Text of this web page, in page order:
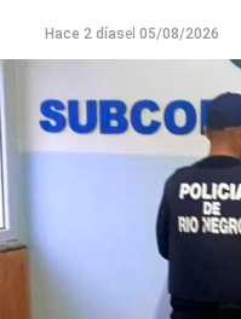
Hace 2 díasel 05/08/2026